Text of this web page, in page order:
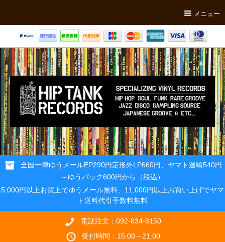
メニュー
全国一律ゆうメールEP290円定形外LP660円、ヤマト運輸540円
～ゆうパック600円から（税込）
5,000円以上お買上でゆうメール無料、11,000円以上お買い上げでヤマ
ト送料代引手数料無料
電話注文：092-834-8150
受付時間：15:00～21:00